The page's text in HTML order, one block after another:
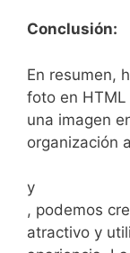
Conclusión:
En resumen,
foto en
una imagen
organización
⁤y
, podemos
atractivo y